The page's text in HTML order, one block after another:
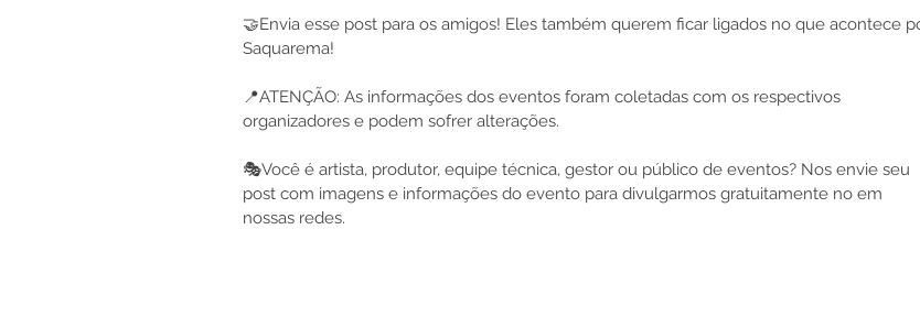
🤝Envia esse post para os amigos! Eles também querem ficar ligados no que acontece
Saquarema!
📍ATENÇÃO: As informações dos eventos foram coletadas com os respectivos
organizadores e podem sofrer alterações.
🎭Você é artista, produtor, equipe técnica, gestor ou público de eventos? Nos envie seu
post com imagens e informações do evento para divulgarmos gratuitamente no em
nossas redes.